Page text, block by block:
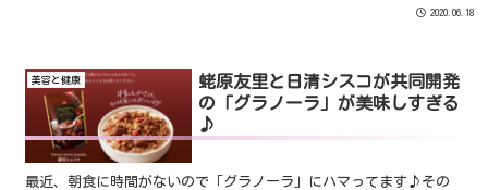
2020.06.18
美容と健康
蛯原友里と日清シスコが共同開発
の「グラノーラ」が美味しすぎる
♪
最近、朝食に時間がないので「グラノーラ」にハマってます♪その